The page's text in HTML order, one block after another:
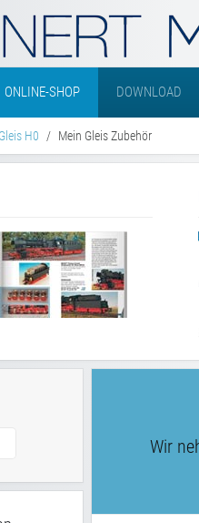
ONLINE-SHOP DOWNLOAD
H0 Mein Gleis Zubehör
Wir